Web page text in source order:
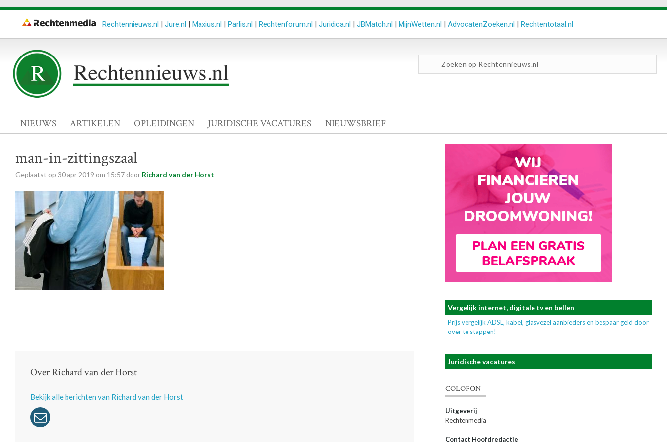
Rechtennieuws.nl | Jure.nl | Maxius.nl | Parlis.nl | Rechtenforum.nl | Juridica.nl | JBMatch.nl | MijnWetten.nl | AdvocatenZoeken.nl | Rechtentotaal.nl
NIEUWS ARTIKELEN OPLEIDINGEN JURIDISCHE VACATURES NIEUWSBRIEF
man-in-zittingszaal
Geplaatst op 30apr 2019 om 15:57 door Richard van der Horst
Over Richard van der Horst
Bekijk alle berichten van Richard van der Horst
Vergelijk internet, digitale tv en bellen
Prijs vergelijk ADSL, kabel, glasvezel aanbieders en bespaar geld door
over te stappen!
Juridische vacatures
COLOFON
Uitgeverij
Rechtenmedia
Contact Hoofdredactie